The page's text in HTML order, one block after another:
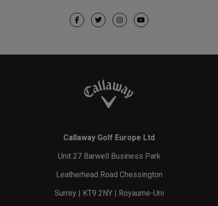
Callaway Golf Europe Ltd
Unit 27 Barwell Business Park
Leatherhead Road Chessington
Surrey | KT9 2NY | Royaume-Uni